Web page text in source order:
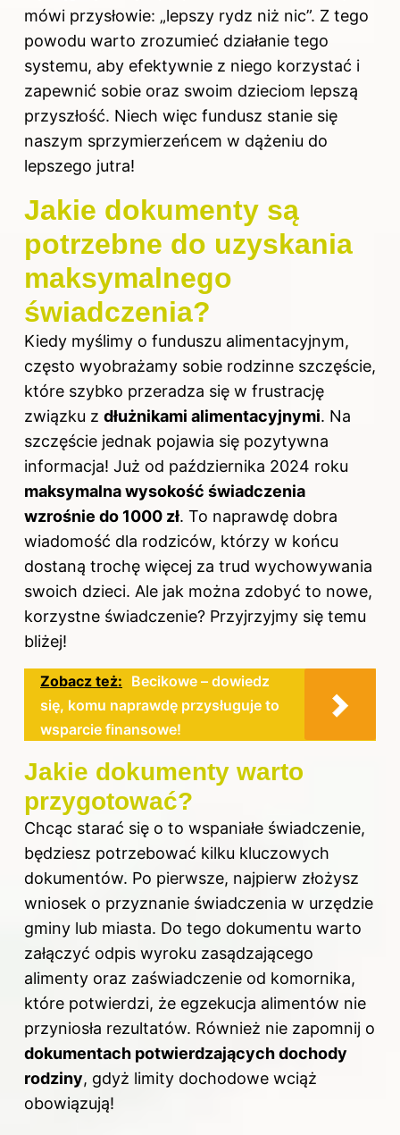
mówi przysłowie: „lepszy rydz niż nic”. Z tego
powodu warto zrozumieć działanie tego
systemu, aby efektywnie z niego korzystać i
zapewnić sobie oraz swoim dzieciom lepszą
przyszłość. Niech więc fundusz stanie się
naszym sprzymierzeńcem w dążeniu do
lepszego jutra!
Jakie dokumenty są
potrzebne do uzyskania
maksymalnego
świadczenia?
Kiedy myślimy o funduszu alimentacyjnym,
często wyobrażamy sobie rodzinne szczęście,
które szybko przeradza się w frustrację
związku z dłużnikami alimentacyjnymi. Na
szczęście jednak pojawia się pozytywna
informacja! Już od października 2024 roku
maksymalna wysokość świadczenia
wzrośnie do 1000 zł. To naprawdę dobra
wiadomość dla rodziców, którzy w końcu
dostaną trochę więcej za trud wychowywania
swoich dzieci. Ale jak można zdobyć to nowe,
korzystne świadczenie? Przyjrzyjmy się temu
bliżej!
Zobacz też: Becikowe – dowiedz
się, komu naprawdę przysługuje to
wsparcie finansowe!
Jakie dokumenty warto
przygotować?
Chcąc starać się o to wspaniałe świadczenie,
będziesz potrzebować kilku kluczowych
dokumentów. Po pierwsze, najpierw złożysz
wniosek o przyznanie świadczenia w urzędzie
gminy lub miasta. Do tego dokumentu warto
załączyć odpis wyroku zasądzającego
alimenty oraz zaświadczenie od komornika,
które potwierdzi, że egzekucja alimentów nie
przyniosła rezultatów. Również nie zapomnij o
dokumentach potwierdzających dochody
rodziny, gdyż limity dochodowe wciąż
obowiązują!